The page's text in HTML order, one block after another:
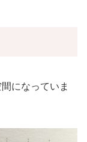
になっていま